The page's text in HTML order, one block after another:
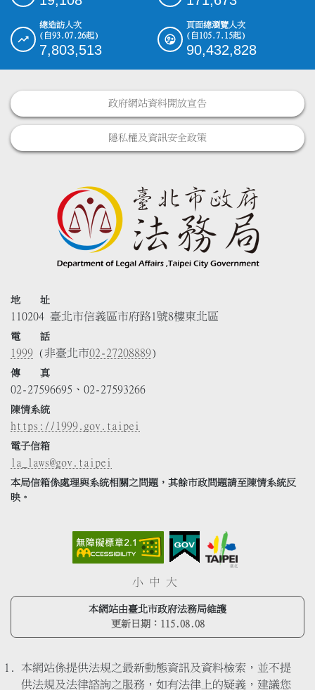
總造訪人次
(自93.07.26起)
7,803,513
頁面總瀏覽人次
(自105.7.15起)
90,432,828
政府網站資料開放宣告
隱私權及資訊安全政策
地 址
110204 臺北市信義區市府路1號8樓東北區
電 話
1999 (非臺北市02-27208889)
傳 真
02-27596695、02-27593266
陳情系統
https://1999.gov.taipei
電子信箱
la_laws@gov.taipei
本局信箱係處理與系統相關之問題，其餘市政問題請至陳情系統反
映。
小 中 大
本網站由臺北市政府法務局維護
更新日期： 115.08.08
本網站係提供法規之最新動態資訊及資料檢索，並不提
供法規及法律諮詢之服務，如有法律上的疑義，建議您